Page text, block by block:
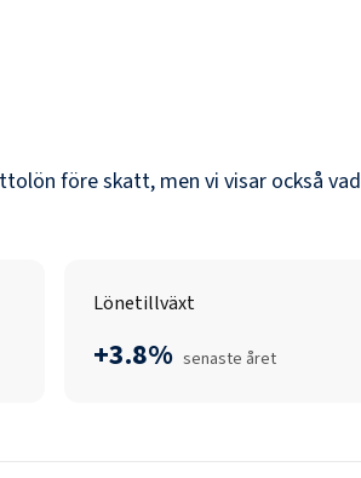
före skatt, men vi visar också vad
Lönetillväxt
+3.8% senaste året